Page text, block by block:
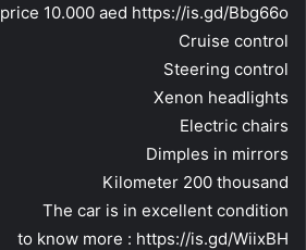
price 10.000 aed https://is.gd/Bbg66o
Cruise control
Steering control
Xenon headlights
Electric chairs
Dimples in mirrors
Kilometer 200 thousand
The car is in excellent condition
to know more : https://is.gd/WiixBH